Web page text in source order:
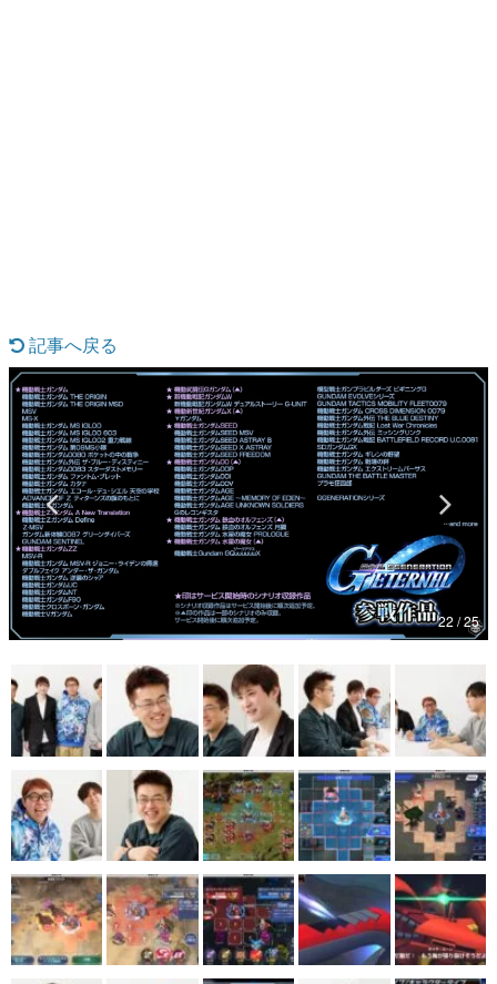
具体的な形から解き明かしていく、硬派で骨太な評論連載
ゲームが変えた日本語
「経験値」「裏技」「ラスボス」… ゲームにまつわる言葉
の起源や用法の変遷を、コンピューター文化史研究家・タ
イニーP氏が徹底調査。
カテゴリ
特集記事
女性向け
アプリレビュー
その他
電ファミニコゲーマーとは？
運営：株式会社マレ
記事へ戻る
22 / 25